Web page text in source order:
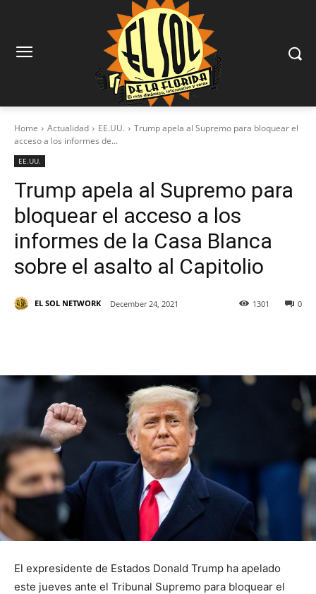
Home Actualidad EE.UU.
Trump apela al Supremo para bloquear el
acceso a los informes de...
EE.UU.
Trump apela al Supremo para
bloquear el acceso a los
informes de la Casa Blanca
sobre el asalto al Capitolio
EL SOL NETWORK December 24, 2021 0
1301
El expresidente de Estados Donald Trump ha apelado
este jueves ante el Tribunal Supremo para bloquear el